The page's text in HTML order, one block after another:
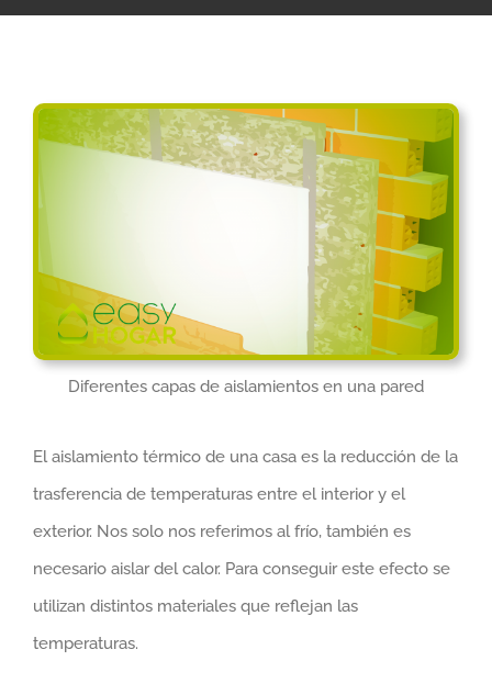
Diferentes capas de aislamientos en una pared
El aislamiento térmico de una casa es la reducción de la
trasferencia de temperaturas entre el interior y el
exterior. Nos solo nos referimos al frío, también es
necesario aislar del calor. Para conseguir este efecto se
utilizan distintos materiales que reflejan las
temperaturas.